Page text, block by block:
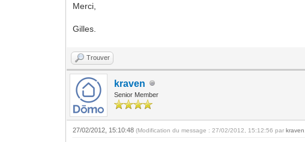
Merci,
Gilles.
Trouver
kraven
Senior Member
27/02/2012, 15:10:48(Modification du message : 27/02/2012, 15:12:56 parkraven